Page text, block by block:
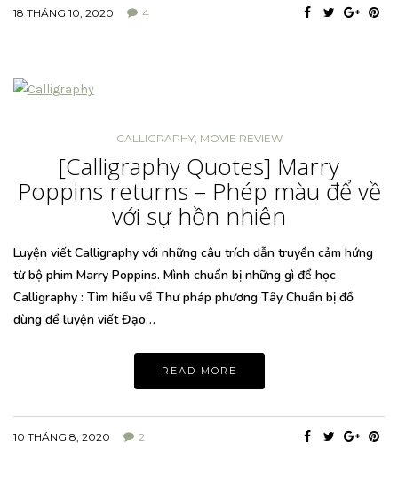
18 THÁNG 10, 2020 4
CALLIGRAPHY, MOVIE REVIEW
[Calligraphy Quotes] Marry
Poppins returns – Phép màu để về
với sự hồn nhiên
Luyện viết Calligraphy với những câu trích dẫn truyền cảm hứng
từ bộ phim Marry Poppins. Mình chuẩn bị những gì để học
Calligraphy : Tìm hiểu về Thư pháp phương Tây Chuẩn bị đồ
dùng để luyện viết Đạo…
READ MORE
10 THÁNG 8, 2020 2